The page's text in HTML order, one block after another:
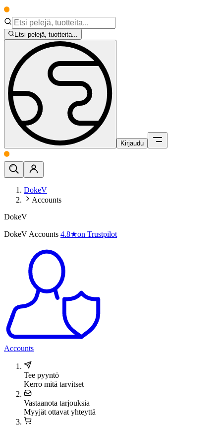
Etsi pelejä, tuotteita...
Kirjaudu
DokeV
Accounts
DokeV
DokeV Accounts 4.8★on Trustpilot
Accounts
Tee pyyntö
Kerro mitä tarvitset
Vastaanota tarjouksia
Myyjät ottavat yhteyttä